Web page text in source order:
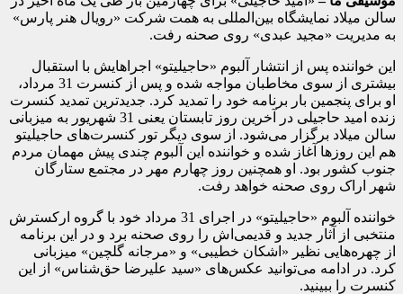
سالن میلاد نمایشگاه بین‌المللی به همت شرکت «رویال هنر پارس»
به مدیریت «مجید عبدی» روی صحنه رفت.
این خواننده پس از انتشار آلبوم «حاجیلیتو» اجراهایش با استقبال
بیشتری از سوی مخاطبان مواجه شده و پس از کنسرت 31 مرداد،
او برای پنجمین بار برنامه خود را تمدید کرد. جدیدترین تمدید کنسرت
زنده امید حاجیلی در آخرین روز تابستان یعنی 31 شهریور به میزبانی
سالن میلاد برگزار می‌شود. از سوی دیگر تور کنسرت‌های حاجیلیتو
هم این روزها آغاز شده و خواننده این آلبوم چندی پیش مهمان مردم
جنوب کشور بود. او همچنین روز چهارم مهر در مجتمع ستارگان
شهر اراک روی صحنه خواهد رفت.
خواننده آلبوم «حاجیلیتو» در اجرای 31 مرداد خود با گروه ارکسترش
منتخبی از آثار جدید و قدیمی‌اش را روی صحنه برد و در این برنامه
از چهره‌هایی نظیر «اشکان خطیبی» و «مرجانه گلچین» میزبانی
کرد. در ادامه می‌توانید عکس‌های «سید علیرضا حق‌شناس» از این
کنسرت را ببینید.